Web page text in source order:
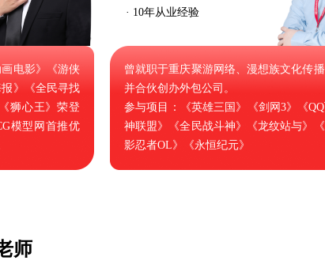
电影》《游侠
》《全民寻找
狮心王》荣登
模型网首推优
· 10年从业经验
曾就职于重庆聚游网络、漫想族文化传播
并合伙创办外包公司。
参与项目：《英雄三国》《剑网3》《
神联盟》《全民战斗神》《龙纹站与》
影忍者OL》《永恒纪元》
师